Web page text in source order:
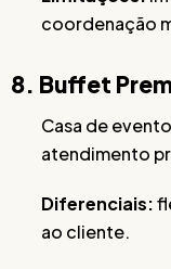
coordenação
8. Buffet
Casa de
atendimento
Diferenciais:
ao cliente.